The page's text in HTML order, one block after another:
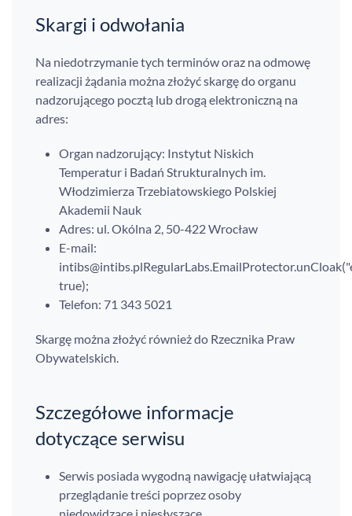
Skargi i odwołania
Na niedotrzymanie tych terminów oraz na odmowę
realizacji żądania można złożyć skargę do organu
nadzorującego pocztą lub drogą elektroniczną na
adres:
Organ nadzorujący: Instytut Niskich
Temperatur i Badań Strukturalnych im.
Włodzimierza Trzebiatowskiego Polskiej
Akademii Nauk
Adres: ul. Okólna 2, 50-422 Wrocław
E-mail:
true);
Telefon: 71 343 5021
Skargę można złożyć również do Rzecznika Praw
Obywatelskich.
Szczegółowe informacje
dotyczące serwisu
Serwis posiada wygodną nawigację ułatwiającą
przeglądanie treści poprzez osoby